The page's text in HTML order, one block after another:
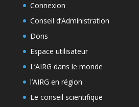
Connexion
Conseil d’Administration
Dons
Espace utilisateur
L’AIRG dans le monde
l’AIRG en région
Le conseil scientifique